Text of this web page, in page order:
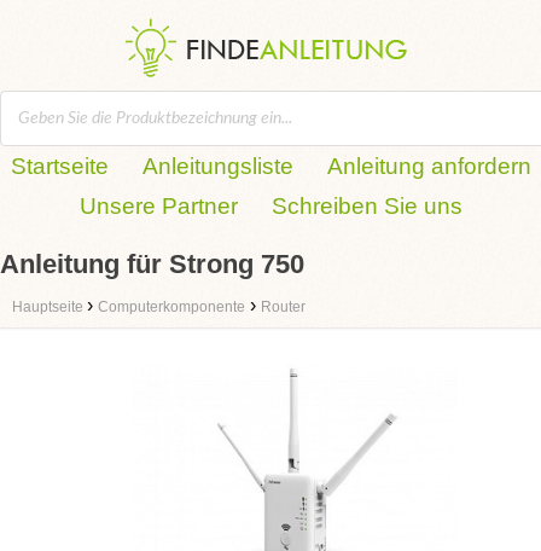
Startseite Anleitungsliste
Anleitung anfordern
Unsere Partner
Schreiben Sie uns
Anleitung für Strong 750
Hauptseite › Computerkomponente › Router